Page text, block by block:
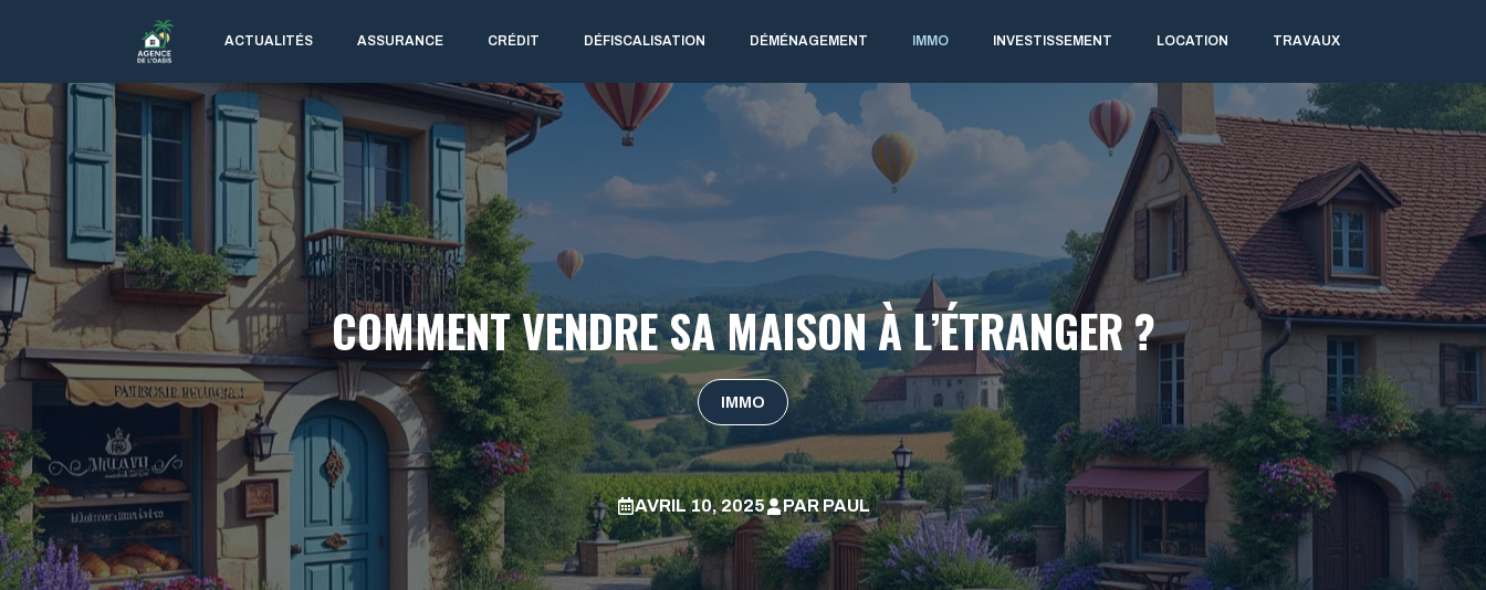
ACTUALITÉS ASSURANCE CRÉDIT DÉFISCALISATION DÉMÉNAGEMENT IMMO INVESTISSEMENT LOCATION TRAVAUX
COMMENT VENDRE SA MAISON À L’ÉTRANGER ?
IMMO
AVRIL 10, 2025 PARPAUL